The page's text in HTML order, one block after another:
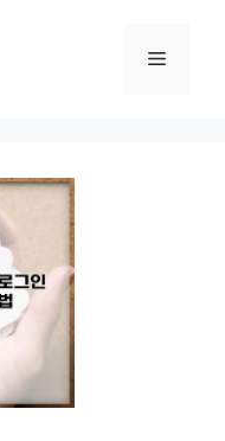
메